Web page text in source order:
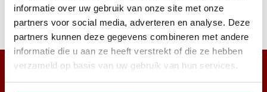
informatie over uw gebruik van onze site met onze
partners voor social media, adverteren en analyse. Deze
partners kunnen deze gegevens combineren met andere
informatie die u aan ze heeft verstrekt of die ze hebben
verzameld op basis van uw gebruik van hun services.
Delen